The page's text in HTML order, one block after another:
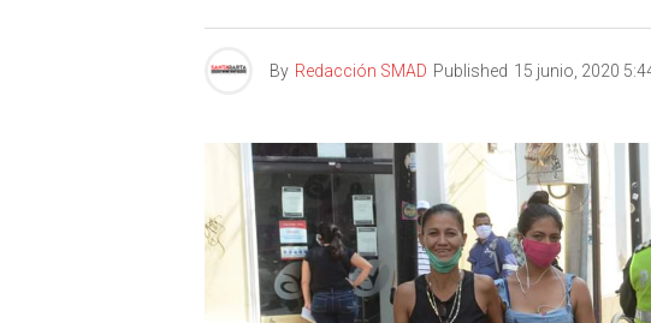
By Redacción SMAD Published 15 junio, 2020